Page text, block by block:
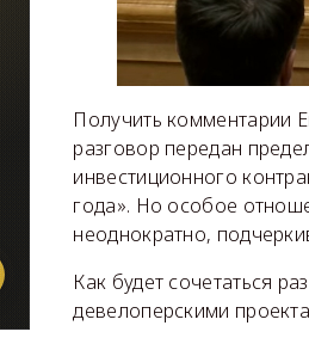
Получить комментарии
разговор передан
инвестиционного
года». Но особое
неоднократно,
Как будет сочетаться
девелоперскими